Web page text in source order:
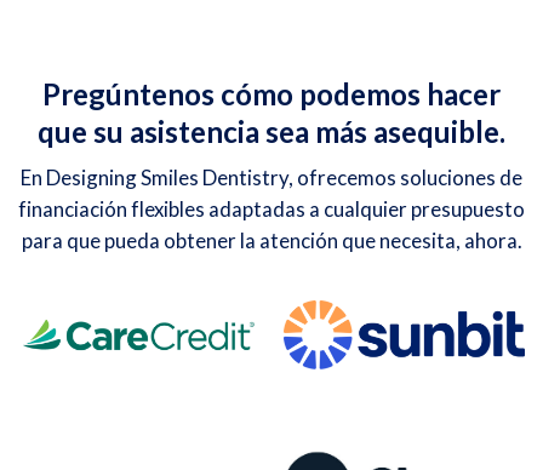
Pregúntenos cómo podemos hacer
que su asistencia sea más asequible.
En Designing Smiles Dentistry, ofrecemos soluciones de
financiación flexibles adaptadas a cualquier presupuesto
para que pueda obtener la atención que necesita, ahora.